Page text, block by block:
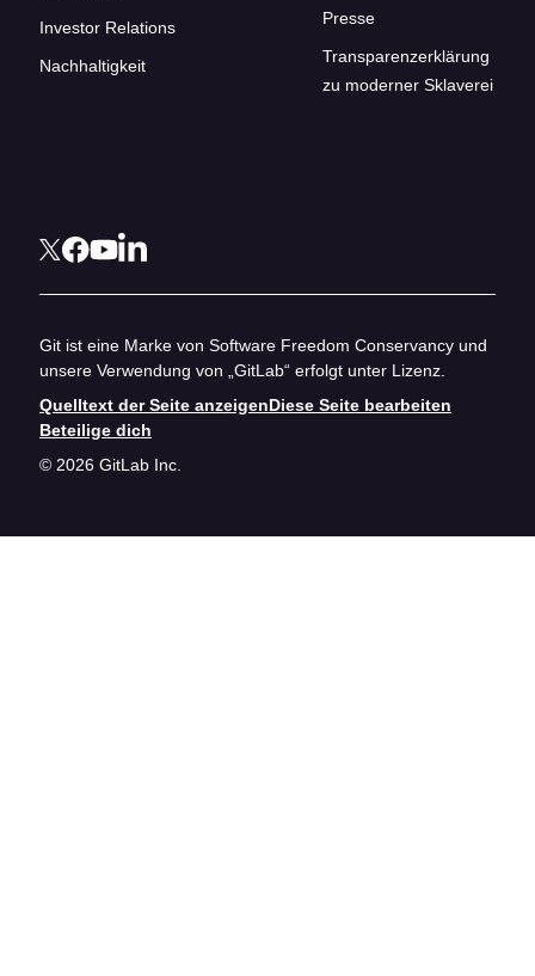
Investor Relations
Nachhaltigkeit
Presse
Transparenzerklärung
zu moderner Sklaverei
Git ist eine Marke von Software Freedom Conservancy und
unsere Verwendung von „GitLab“ erfolgt unter Lizenz.
Quelltext der Seite anzeigenDiese Seite bearbeiten
Beteilige dich
© 2026 GitLab Inc.